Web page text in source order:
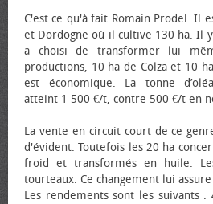
C'est ce qu'à fait Romain Prodel. Il
et Dordogne où il cultive 130 ha. Il
a choisi de transformer lui
productions, 10 ha de Colza et 10
est économique. La tonne
atteint 1 500 €/t, contre 500 €/t en
La vente en circuit court de ce
d'évident. Toutefois les 20 ha
froid et transformés en huile.
tourteaux. Ce changement lui
Les rendements sont les suivants